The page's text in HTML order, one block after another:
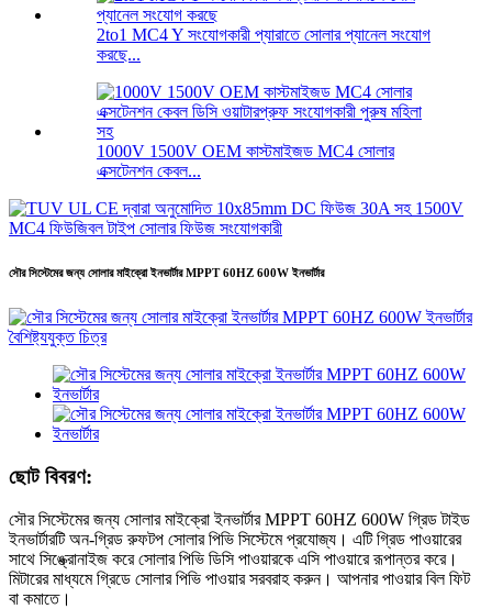
2to1 MC4 Y সংযোগকারী প্যারাতে সোলার প্যানেল সংযোগ
করছে...
1000V 1500V OEM কাস্টমাইজড MC4 সোলার
এক্সটেনশন কেবল...
সৌর সিস্টেমের জন্য সোলার মাইক্রো ইনভার্টার MPPT 60HZ 600W ইনভার্টার
ছোট বিবরণ:
সৌর সিস্টেমের জন্য সোলার মাইক্রো ইনভার্টার MPPT 60HZ 600W গ্রিড টাইড
ইনভার্টারটি অন-গ্রিড রুফটপ সোলার পিভি সিস্টেমে প্রযোজ্য। এটি গ্রিড পাওয়ারের
সাথে সিঙ্ক্রোনাইজ করে সোলার পিভি ডিসি পাওয়ারকে এসি পাওয়ারে রূপান্তর করে।
মিটারের মাধ্যমে গ্রিডে সোলার পিভি পাওয়ার সরবরাহ করুন। আপনার পাওয়ার বিল ফিট
বা কমাতে।